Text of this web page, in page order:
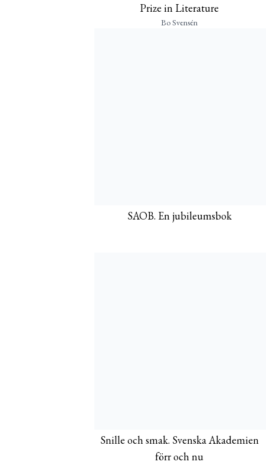
Prize in Literature
Bo Svensén
SAOB. En jubileumsbok
Snille och smak. Svenska Akademien
förr och nu